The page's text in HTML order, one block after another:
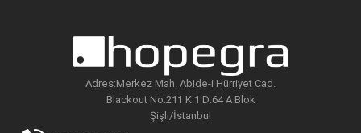
Adres:Merkez Mah. Abide-i Hürriyet Cad.
Blackout No:211 K:1 D:64 A Blok
Şişli/İstanbul